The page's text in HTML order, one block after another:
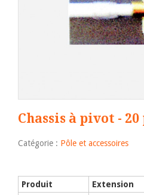
Chassis à pivot -
Catégorie : Pôle et accessoires
Produit Extension